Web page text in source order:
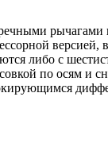
рычагами
либо с
по осям и